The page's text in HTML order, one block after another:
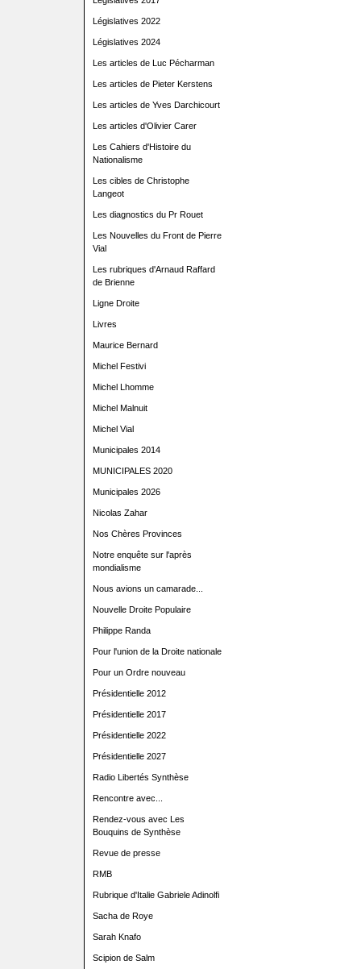
Législatives 2022
Législatives 2024
Les articles de Luc Pécharman
Les articles de Pieter Kerstens
Les articles de Yves Darchicourt
Les articles d'Olivier Carer
Les Cahiers d'Histoire du
Nationalisme
Les cibles de Christophe
Langeot
Les diagnostics du Pr Rouet
Les Nouvelles du Front de Pierre
Vial
Les rubriques d'Arnaud Raffard
de Brienne
Ligne Droite
Livres
Maurice Bernard
Michel Festivi
Michel Lhomme
Michel Malnuit
Michel Vial
Municipales 2014
MUNICIPALES 2020
Municipales 2026
Nicolas Zahar
Nos Chères Provinces
Notre enquête sur l'après
mondialisme
Nous avions un camarade...
Nouvelle Droite Populaire
Philippe Randa
Pour l'union de la Droite nationale
Pour un Ordre nouveau
Présidentielle 2012
Présidentielle 2017
Présidentielle 2022
Présidentielle 2027
Radio Libertés Synthèse
Rencontre avec...
Rendez-vous avec Les
Bouquins de Synthèse
Revue de presse
RMB
Rubrique d'Italie Gabriele Adinolfi
Sacha de Roye
Sarah Knafo
Scipion de Salm